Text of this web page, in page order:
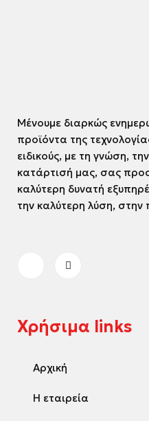
Μένουμε διαρκώς
προϊόντα της
ειδικούς, με τη γνώση,
κατάρτισή μας, σας
καλύτερη δυνατή
την καλύτερη λύση, στην
Χρήσιμα links
Αρχική
Η εταιρεία